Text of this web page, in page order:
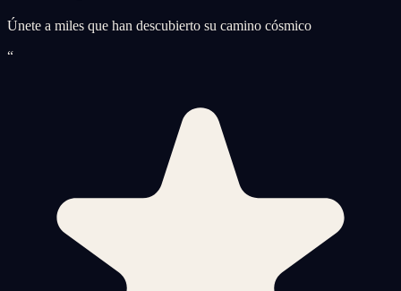
Únete a miles que han descubierto su camino cósmico
“